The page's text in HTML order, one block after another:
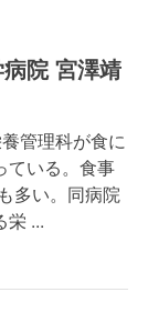
院 宮澤靖
管理科が食に
ている。食事
多い。同病院
栄 ...